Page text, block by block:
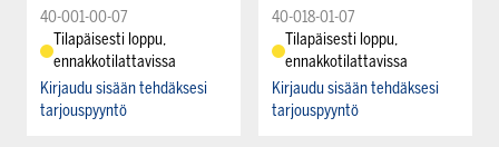
40-001-00-07
Tilapäisesti loppu,
ennakkotilattavissa
Kirjaudu sisään tehdäksesi
tarjouspyyntö
40-018-01-07
Tilapäisesti loppu,
ennakkotilattavissa
Kirjaudu sisään tehdäksesi
tarjouspyyntö